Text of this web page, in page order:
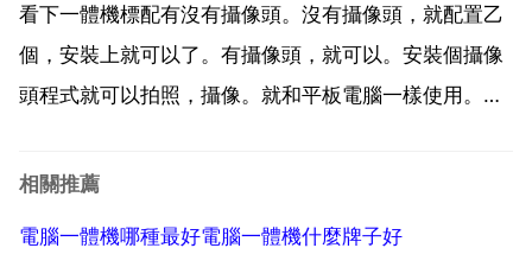
案。3 如果一體機的記憶體條或者顯示卡金手指氧化或
者插槽接...
看下一體機標配有沒有攝像頭。沒有攝像頭，就配置乙
個，安裝上就可以了。有攝像頭，就可以。安裝個攝像
頭程式就可以拍照，攝像。就和平板電腦一樣使用。哥
敬的聯想使用者您好，您需要安裝電腦的攝像頭驅動程
相關推薦
電腦一體機哪種最好電腦一體機什麼牌子好